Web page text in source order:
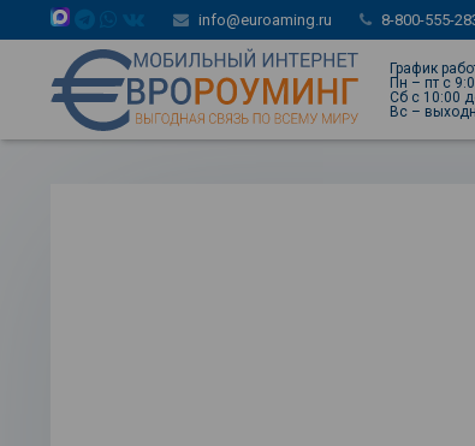
info@euroaming.ru 8-800-555-
График
Пн – пт с
Сб с 10:00
Вс –